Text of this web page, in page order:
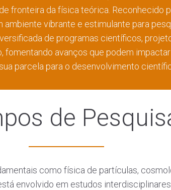
fronteira da física teórica. Reconhecido
vibrante e estimulante para
de programas científicos,
fomentando avanços que podem
parcela para o desenvolvimento
de
como física de partículas,
envolvido em estudos